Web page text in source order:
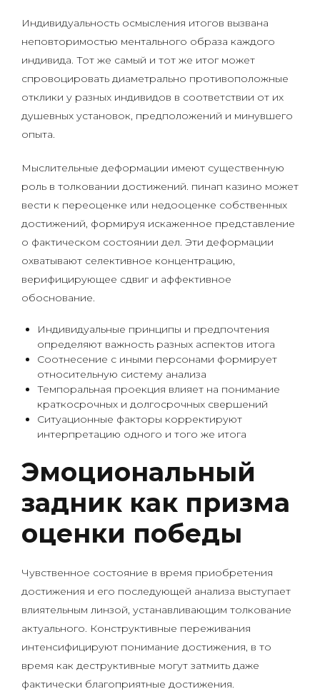
Индивидуальность осмысления итогов вызвана
неповторимостью ментального образа каждого
индивида. Тот же самый и тот же итог может
спровоцировать диаметрально противоположные
отклики у разных индивидов в соответствии от их
душевных установок, предположений и минувшего
опыта.
Мыслительные деформации имеют существенную
роль в толковании достижений. пинап казино может
вести к переоценке или недооценке собственных
достижений, формируя искаженное представление
о фактическом состоянии дел. Эти деформации
охватывают селективное концентрацию,
верифицирующее сдвиг и аффективное
обоснование.
Индивидуальные принципы и предпочтения
определяют важность разных аспектов итога
Соотнесение с иными персонами формирует
относительную систему анализа
Темпоральная проекция влияет на понимание
краткосрочных и долгосрочных свершений
Ситуационные факторы корректируют
интерпретацию одного и того же итога
Эмоциональный
задник как призма
оценки победы
Чувственное состояние в время приобретения
достижения и его последующей анализа выступает
влиятельным линзой, устанавливающим толкование
актуального. Конструктивные переживания
интенсифицируют понимание достижения, в то
время как деструктивные могут затмить даже
фактически благоприятные достижения.